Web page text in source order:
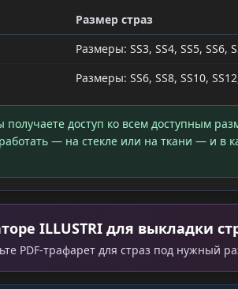
Размер страз
Размеры: SS3, SS4, SS5, SS6,
Размеры: SS6, SS8, SS10,
получаете доступ ко всем доступным
— на стекле или на ткани — и в
ILLUSTRI для выкладки
PDF-трафарет для страз под нужный